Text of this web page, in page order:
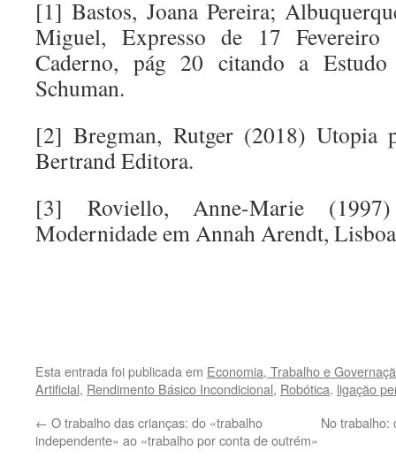
[1] Bastos, Joana Pereira;
Miguel, Expresso de 17
Caderno, pág 20 citando a Estudo
Schuman.
[2] Bregman, Rutger (2018) Utopia
Bertrand Editora.
[3] Roviello, Anne-Marie
Modernidade em Annah Arendt,
Esta entrada foi publicada em Economia, Trabalho e
Artificial, Rendimento Básico Incondicional, Robótica. ligação
← O trabalho das crianças: do «trabalho
independente» ao «trabalho por conta de outrém»
No trabalho: